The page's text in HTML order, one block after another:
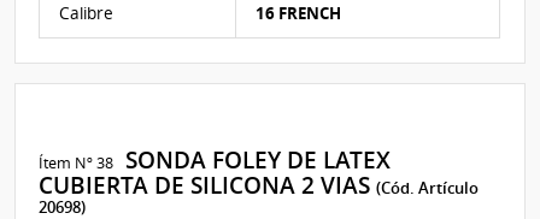
Calibre 16 FRENCH
Ítem Nº 38
SONDA FOLEY DE LATEX
CUBIERTA DE SILICONA 2 VIAS(Cód. Artículo
20698)